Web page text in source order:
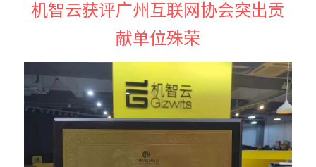
机智云获评广州互联网协会突出贡
献单位殊荣